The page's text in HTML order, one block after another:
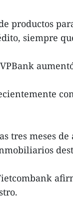
productos
siempre
tres meses